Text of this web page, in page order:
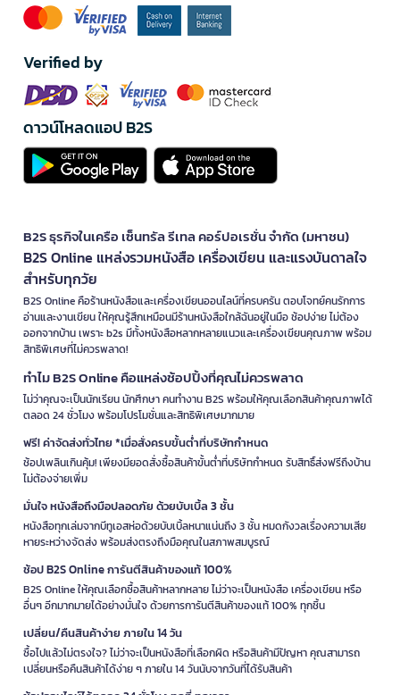
Verified by
ดาวน์โหลดแอป B2S
B2S ธุรกิจในเครือ เซ็นทรัล รีเทล คอร์ปอเรชั่น จำกัด (มหาชน)
B2S Online แหล่งรวมหนังสือ เครื่องเขียน และแรงบันดาลใจ
สำหรับทุกวัย
B2S Online คือร้านหนังสือและเครื่องเขียนออนไลน์ที่ครบครัน ตอบโจทย์คนรักการ
อ่านและงานเขียน ให้คุณรู้สึกเหมือนมีร้านหนังสือใกล้ฉันอยู่ในมือ ช้อปง่าย ไม่ต้อง
ออกจากบ้าน เพราะ b2s มีทั้งหนังสือหลากหลายแนวและเครื่องเขียนคุณภาพ พร้อม
สิทธิพิเศษที่ไม่ควรพลาด!
ทำไม B2S Online คือแหล่งช้อปปิ้งที่คุณไม่ควรพลาด
ไม่ว่าคุณจะเป็นนักเรียน นักศึกษา คนทำงาน B2S พร้อมให้คุณเลือกสินค้าคุณภาพได้
ตลอด 24 ชั่วโมง พร้อมโปรโมชั่นและสิทธิพิเศษมากมาย
ฟรี! ค่าจัดส่งทั่วไทย *เมื่อสั่งครบขั้นต่ำที่บริษัทกำหนด
ช้อปเพลินเกินคุ้ม! เพียงมียอดสั่งซื้อสินค้าขั้นต่ำที่บริษัทกำหนด รับสิทธิ์ส่งฟรีถึงบ้าน
ไม่ต้องจ่ายเพิ่ม
มั่นใจ หนังสือถึงมือปลอดภัย ด้วยบับเบิ้ล 3 ชั้น
หนังสือทุกเล่มจากบีทูเอสห่อด้วยบับเบิ้ลหนาแน่นถึง 3 ชั้น หมดกังวลเรื่องความเสีย
หายระหว่างจัดส่ง พร้อมส่งตรงถึงมือคุณในสภาพสมบูรณ์
ช้อป B2S Online การันตีสินค้าของแท้ 100%
B2S Online ให้คุณเลือกซื้อสินค้าหลากหลาย ไม่ว่าจะเป็นหนังสือ เครื่องเขียน หรือ
อื่นๆ อีกมากมายได้อย่างมั่นใจ ด้วยการการันตีสินค้าของแท้ 100% ทุกชิ้น
เปลี่ยน/คืนสินค้าง่าย ภายใน 14 วัน
ซื้อไปแล้วไม่ตรงใจ? ไม่ว่าจะเป็นหนังสือที่เลือกผิด หรือสินค้ามีปัญหา คุณสามารถ
เปลี่ยนหรือคืนสินค้าได้ง่าย ๆ ภายใน 14 วันนับจากวันที่ได้รับสินค้า